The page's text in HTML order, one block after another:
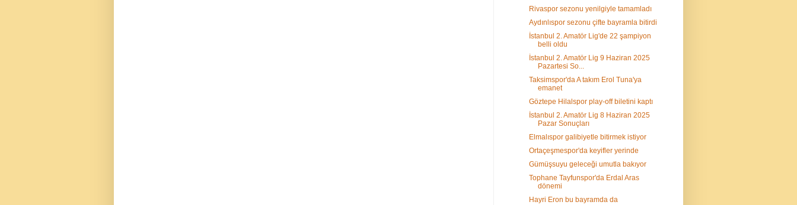
Rivaspor sezonu yenilgiyle tamamladı
Aydınlıspor sezonu çifte bayramla bitirdi
İstanbul 2. Amatör Lig'de 22 şampiyon
belli oldu
İstanbul 2. Amatör Lig 9 Haziran 2025
Pazartesi So...
Taksimspor'da A takım Erol Tuna'ya
emanet
Göztepe Hilalspor play-off biletini kaptı
İstanbul 2. Amatör Lig 8 Haziran 2025
Pazar Sonuçları
Elmalıspor galibiyetle bitirmek istiyor
Ortaçeşmespor'da keyifler yerinde
Gümüşsuyu geleceği umutla bakıyor
Tophane Tayfunspor'da Erdal Aras
dönemi
Hayri Eron bu bayramda da